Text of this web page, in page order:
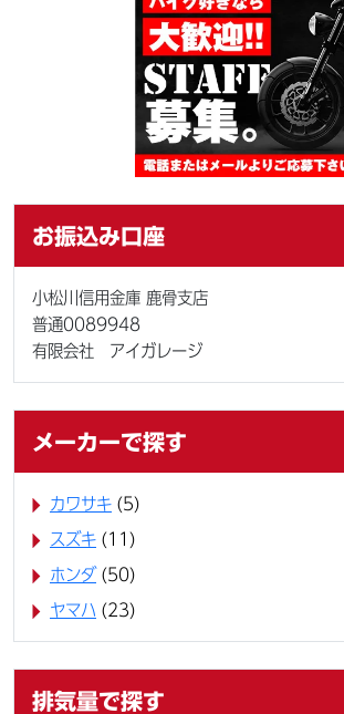
お振込み口座
小松川信用金庫 鹿骨支店
普通0089948
有限会社 アイガレージ
メーカーで探す
カワサキ (5)
スズキ (11)
ホンダ (50)
ヤマハ (23)
排気量で探す